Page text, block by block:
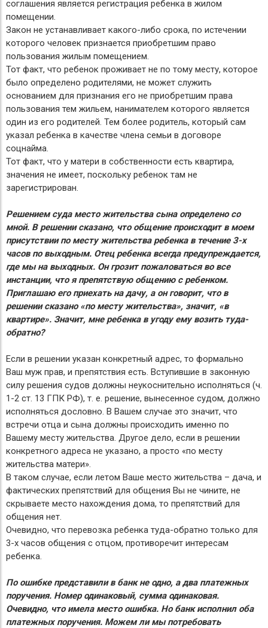
соглашения является регистрация ребенка в жилом
помещении.
Закон не устанавливает какого-либо срока, по истечении
которого человек признается приобретшим право
пользования жилым помещением.
Тот факт, что ребенок проживает не по тому месту, которое
было определено родителями, не может служить
основанием для признания его не приобретшим права
пользования тем жильем, нанимателем которого является
один из его родителей. Тем более родитель, который сам
указал ребенка в качестве члена семьи в договоре
соцнайма.
Тот факт, что у матери в собственности есть квартира,
значения не имеет, поскольку ребенок там не
зарегистрирован.
Решением суда место жительства сына определено со
мной. В решении сказано, что общение происходит в моем
присутствии по месту жительства ребенка в течение 3-х
часов по выходным. Отец ребенка всегда предупреждается,
где мы на выходных. Он грозит пожаловаться во все
инстанции, что я препятствую общению с ребенком.
Приглашаю его приехать на дачу, а он говорит, что в
решении сказано «по месту жительства», значит, «в
квартире». Значит, мне ребенка в угоду ему возить туда-
обратно?
Если в решении указан конкретный адрес, то формально
Ваш муж прав, и препятствия есть. Вступившие в законную
силу решения судов должны неукоснительно исполняться (ч.
1-2 ст. 13 ГПК РФ), т. е. решение, вынесенное судом, должно
исполняться дословно. В Вашем случае это значит, что
встречи отца и сына должны происходить именно по
Вашему месту жительства. Другое дело, если в решении
конкретного адреса не указано, а просто «по месту
жительства матери».
В таком случае, если летом Ваше место жительства – дача, и
фактических препятствий для общения Вы не чините, не
скрываете место нахождения дома, то препятствий для
общения нет.
Очевидно, что перевозка ребенка туда-обратно только для
3-х часов общения с отцом, противоречит интересам
ребенка.
По ошибке представили в банк не одно, а два платежных
поручения. Номер одинаковый, сумма одинаковая.
Очевидно, что имела место ошибка. Но банк исполнил оба
платежных поручения. Можем ли мы потребовать